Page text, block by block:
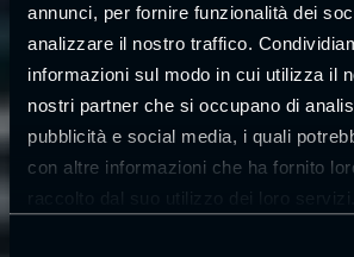
annunci, per fornire funzionalità dei
analizzare il nostro traffico.
informazioni sul modo in cui utilizza il
nostri partner che si occupano di
pubblicità e social media, i quali
con altre informazioni che ha fornito
raccolto dal suo utilizzo dei loro servizi.